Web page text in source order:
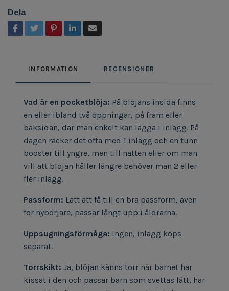
Dela
INFORMATION RECENSIONER
Vad är en pocketblöja: På blöjans insida finns
en eller ibland två öppningar, på fram eller
baksidan, där man enkelt kan lägga i inlägg. På
dagen räcker det ofta med 1 inlägg och en tunn
booster till yngre, men till natten eller om man
vill att blöjan håller längre behöver man 2 eller
fler inlägg.
Passform: Lätt att få till en bra passform, även
för nybörjare, passar långt upp i åldrarna.
Uppsugningsförmåga: Ingen, inlägg köps
separat.
Torrskikt: Ja, blöjan känns torr när barnet har
kissat i den och passar barn som svettas lätt, har